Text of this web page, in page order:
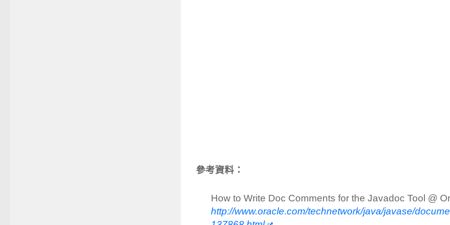
參考資料：
How to Write Doc Comments for the Javadoc Tool @
http://www.oracle.com/technetwork/java/javase/